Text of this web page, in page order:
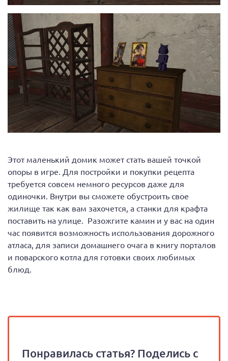
Этот маленький домик может стать вашей точкой
опоры в игре. Для постройки и покупки рецепта
требуется совсем немного ресурсов даже для
одиночки. Внутри вы сможете обустроить свое
жилище так как вам захочется, а станки для крафта
поставить на улице. Разожгите камин и у вас на один
час появится возможность использования дорожного
атласа, для записи домашнего очага в книгу порталов
и поварского котла для готовки своих любимых
блюд.
Понравилась статья? Поделись с